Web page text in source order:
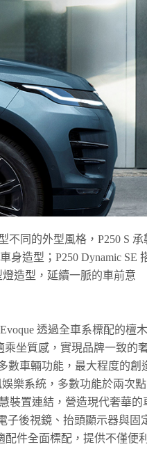
不同的外型風格，P250 S 承
身造型；P250 Dynamic SE
造型，延續一脈的車前意
透過全車系標配的檀木
乘坐質感，實現品牌一致的
數車輛功能，最大程度的創
樂系統，多數功能於兩次點
裝置連結，營造現代奢華的
子後視鏡、抬頭顯示器與固
配件全面標配，提供不僅便